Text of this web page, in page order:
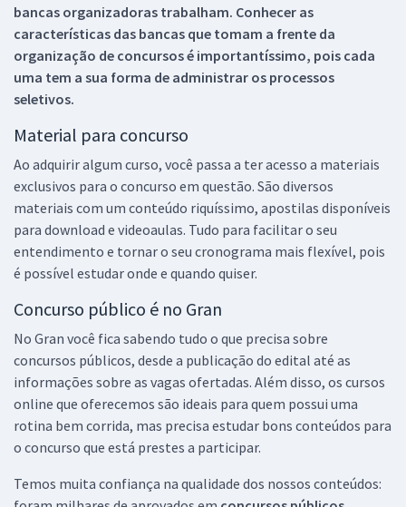
bancas organizadoras trabalham. Conhecer as
características das bancas que tomam a frente da
organização de concursos é importantíssimo, pois cada
uma tem a sua forma de administrar os processos
seletivos.
Material para concurso
Ao adquirir algum curso, você passa a ter acesso a materiais
exclusivos para o concurso em questão. São diversos
materiais com um conteúdo riquíssimo, apostilas disponíveis
para download e videoaulas. Tudo para facilitar o seu
entendimento e tornar o seu cronograma mais flexível, pois
é possível estudar onde e quando quiser.
Concurso público é no Gran
No Gran você fica sabendo tudo o que precisa sobre
concursos públicos, desde a publicação do edital até as
informações sobre as vagas ofertadas. Além disso, os cursos
online que oferecemos são ideais para quem possui uma
rotina bem corrida, mas precisa estudar bons conteúdos para
o concurso que está prestes a participar.
Temos muita confiança na qualidade dos nossos conteúdos: